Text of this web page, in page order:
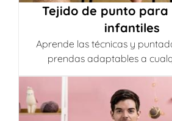
Tejido de punto para
infantiles
Aprende las técnicas y
prendas adaptables a